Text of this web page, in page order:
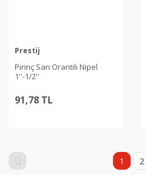
Prestij
Pirinç Sarı Orantılı Nipel
1''-1/2''
91,78 TL
1 2